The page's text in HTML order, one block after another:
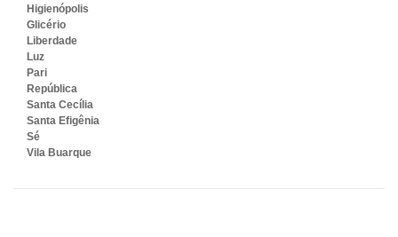
Higienópolis
Glicério
Liberdade
Luz
Pari
República
Santa Cecília
Santa Efigênia
Sé
Vila Buarque